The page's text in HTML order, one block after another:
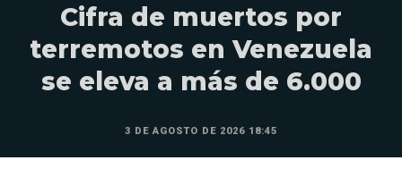
Cifra de muertos por
terremotos en Venezuela
se eleva a más de 6.000
3 DE AGOSTO DE 2026 18:45